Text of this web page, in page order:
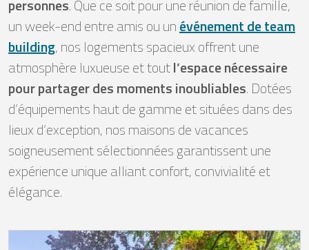
personnes. Que ce soit pour une réunion de famille,
un week-end entre amis ou unévénement de team
building, nos logements spacieux offrent une
atmosphère luxueuse et toutl’espace nécessaire
pour partager des moments inoubliables. Dotées
d’équipements haut de gamme et situées dans des
lieux d’exception, nos maisons de vacances
soigneusement sélectionnées garantissent une
expérience unique alliant confort, convivialité et
élégance.